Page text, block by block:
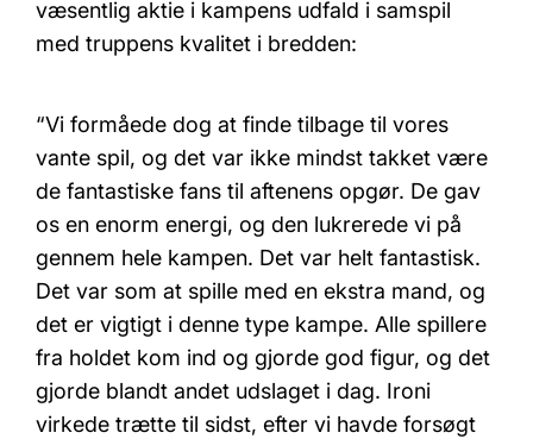
væsentlig aktie i kampens udfald i samspil
med truppens kvalitet i bredden:
“Vi formåede dog at finde tilbage til vores
vante spil, og det var ikke mindst takket være
de fantastiske fans til aftenens opgør. De gav
os en enorm energi, og den lukrerede vi på
gennem hele kampen. Det var helt fantastisk.
Det var som at spille med en ekstra mand, og
det er vigtigt i denne type kampe. Alle spillere
fra holdet kom ind og gjorde god figur, og det
gjorde blandt andet udslaget i dag. Ironi
virkede trætte til sidst, efter vi havde forsøgt